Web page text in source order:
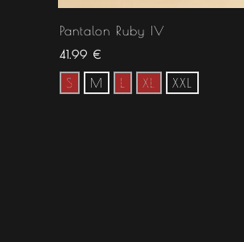
Pantalon Ruby IV
41.99 €
S M L XL XXL